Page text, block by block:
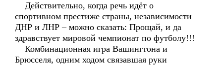
Действительно, когда речь идёт о
спортивном престиже страны, независимости
ДНР и ЛНР – можно сказать: Прощай, и да
здравствует мировой чемпионат по футболу!!!
Комбинационная игра Вашингтона и
Брюсселя, одним ходом связавшая руки